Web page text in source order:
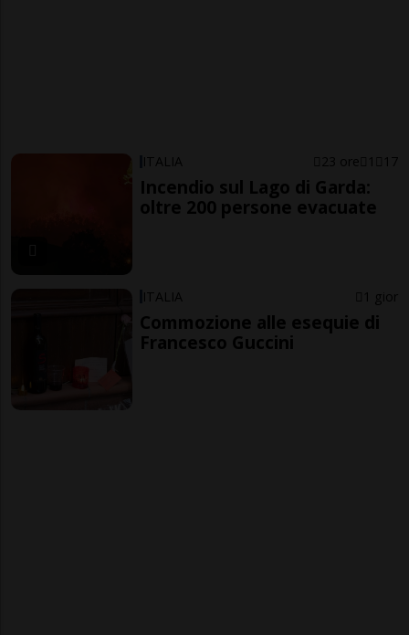
ITALIA 23 ore 1 17
Incendio sul Lago di Garda:
oltre 200 persone evacuate
ITALIA 1 gior
Commozione alle esequie di
Francesco Guccini